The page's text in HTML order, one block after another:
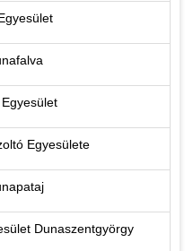
Egyesülete
Dunaszentgyörgy